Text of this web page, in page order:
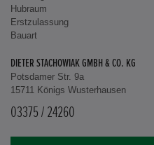
Hubraum
Erstzulassung
Bauart
DIETER STACHOWIAK GMBH & CO. KG
Potsdamer Str. 9a
15711 Königs Wusterhausen
03375 / 24260